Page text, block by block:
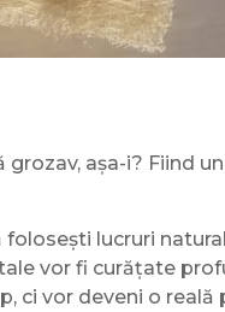
așa-i? Fiind
lucruri
vor fi curățate
ci vor deveni o